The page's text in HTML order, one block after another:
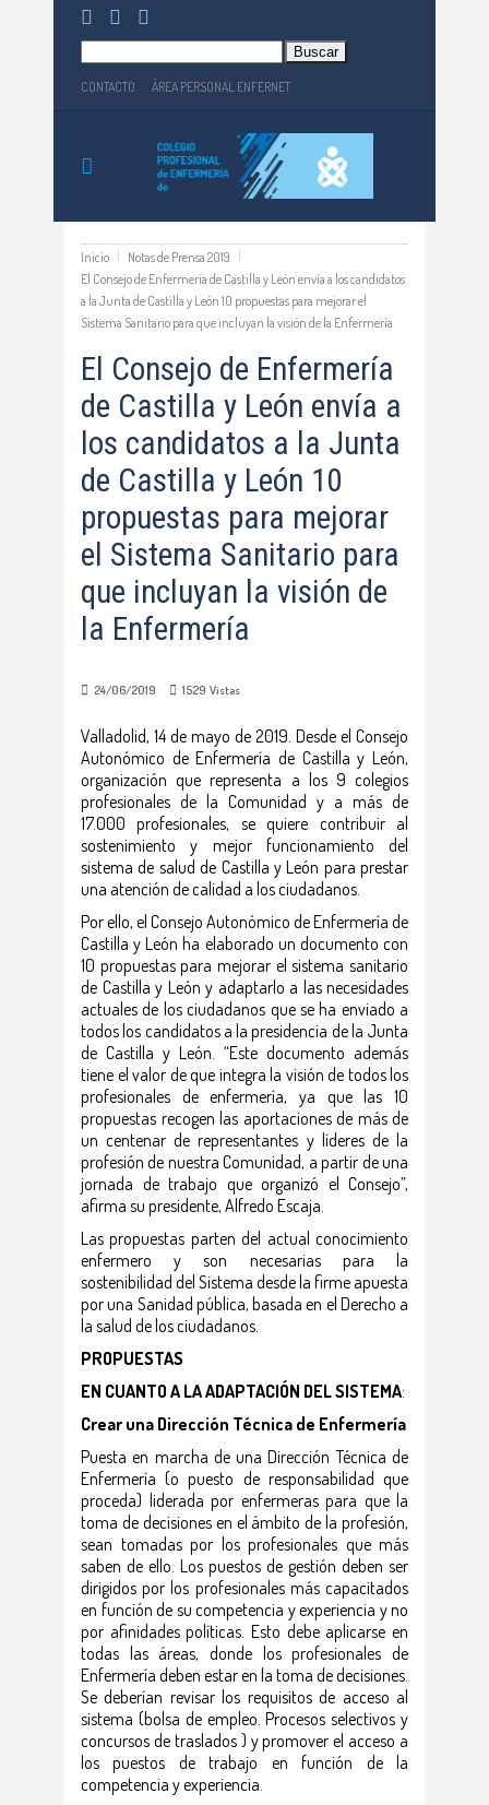
CONTACTO ÁREA PERSONAL ENFERNET
Inicio
Notas de Prensa 2019
El Consejo de Enfermería de Castilla y León envía a los candidatos
a la Junta de Castilla y León 10 propuestas para mejorar el
Sistema Sanitario para que incluyan la visión de la Enfermería
El Consejo de Enfermería
de Castilla y León envía a
los candidatos a la Junta
de Castilla y León 10
propuestas para mejorar
el Sistema Sanitario para
que incluyan la visión de
la Enfermería
24/06/2019 1529 Vistas
Valladolid, 14 de mayo de 2019. Desde el Consejo
Autonómico de Enfermería de Castilla y León,
organización que representa a los 9 colegios
profesionales de la Comunidad y a más de
17.000 profesionales, se quiere contribuir al
sostenimiento y mejor funcionamiento del
sistema de salud de Castilla y León para prestar
una atención de calidad a los ciudadanos.
Por ello, el Consejo Autonómico de Enfermería de
Castilla y León ha elaborado un documento con
10 propuestas para mejorar el sistema sanitario
de Castilla y León y adaptarlo a las necesidades
actuales de los ciudadanos que se ha enviado a
todos los candidatos a la presidencia de la Junta
de Castilla y León. “Este documento además
tiene el valor de que integra la visión de todos los
profesionales de enfermería, ya que las 10
propuestas recogen las aportaciones de más de
un centenar de representantes y líderes de la
profesión de nuestra Comunidad, a partir de una
jornada de trabajo que organizó el Consejo”,
afirma su presidente, Alfredo Escaja.
Las propuestas parten del actual conocimiento
enfermero y son necesarias para la
sostenibilidad del Sistema desde la firme apuesta
por una Sanidad pública, basada en el Derecho a
la salud de los ciudadanos.
PROPUESTAS
EN CUANTO A LA ADAPTACIÓN DEL SISTEMA:
Crear una Dirección Técnica de Enfermería
Puesta en marcha de una Dirección Técnica de
Enfermería (o puesto de responsabilidad que
proceda) liderada por enfermeras para que la
toma de decisiones en el ámbito de la profesión,
sean tomadas por los profesionales que más
saben de ello. Los puestos de gestión deben ser
dirigidos por los profesionales más capacitados
en función de su competencia y experiencia y no
por afinidades políticas. Esto debe aplicarse en
todas las áreas, donde los profesionales de
Enfermería deben estar en la toma de decisiones.
Se deberían revisar los requisitos de acceso al
sistema (bolsa de empleo. Procesos selectivos y
concursos de traslados ) y promover el acceso a
los puestos de trabajo en función de la
competencia y experiencia.